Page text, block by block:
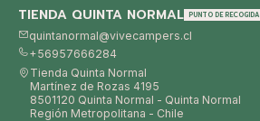
TIENDA QUINTA NORMAL PUNTO DE RECOGIDA
quintanormal@vivecampers.cl
+56957666284
Tienda Quinta Normal
Martínez de Rozas 4195
8501120 Quinta Normal - Quinta Normal
Región Metropolitana - Chile